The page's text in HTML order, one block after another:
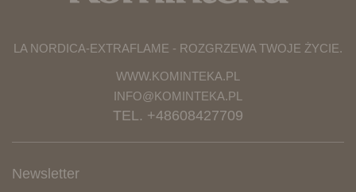
LA NORDICA-EXTRAFLAME - ROZGRZEWA TWOJE ŻYCIE.
WWW.KOMINTEKA.PL
INFO@KOMINTEKA.PL
TEL. +48608427709
Newsletter